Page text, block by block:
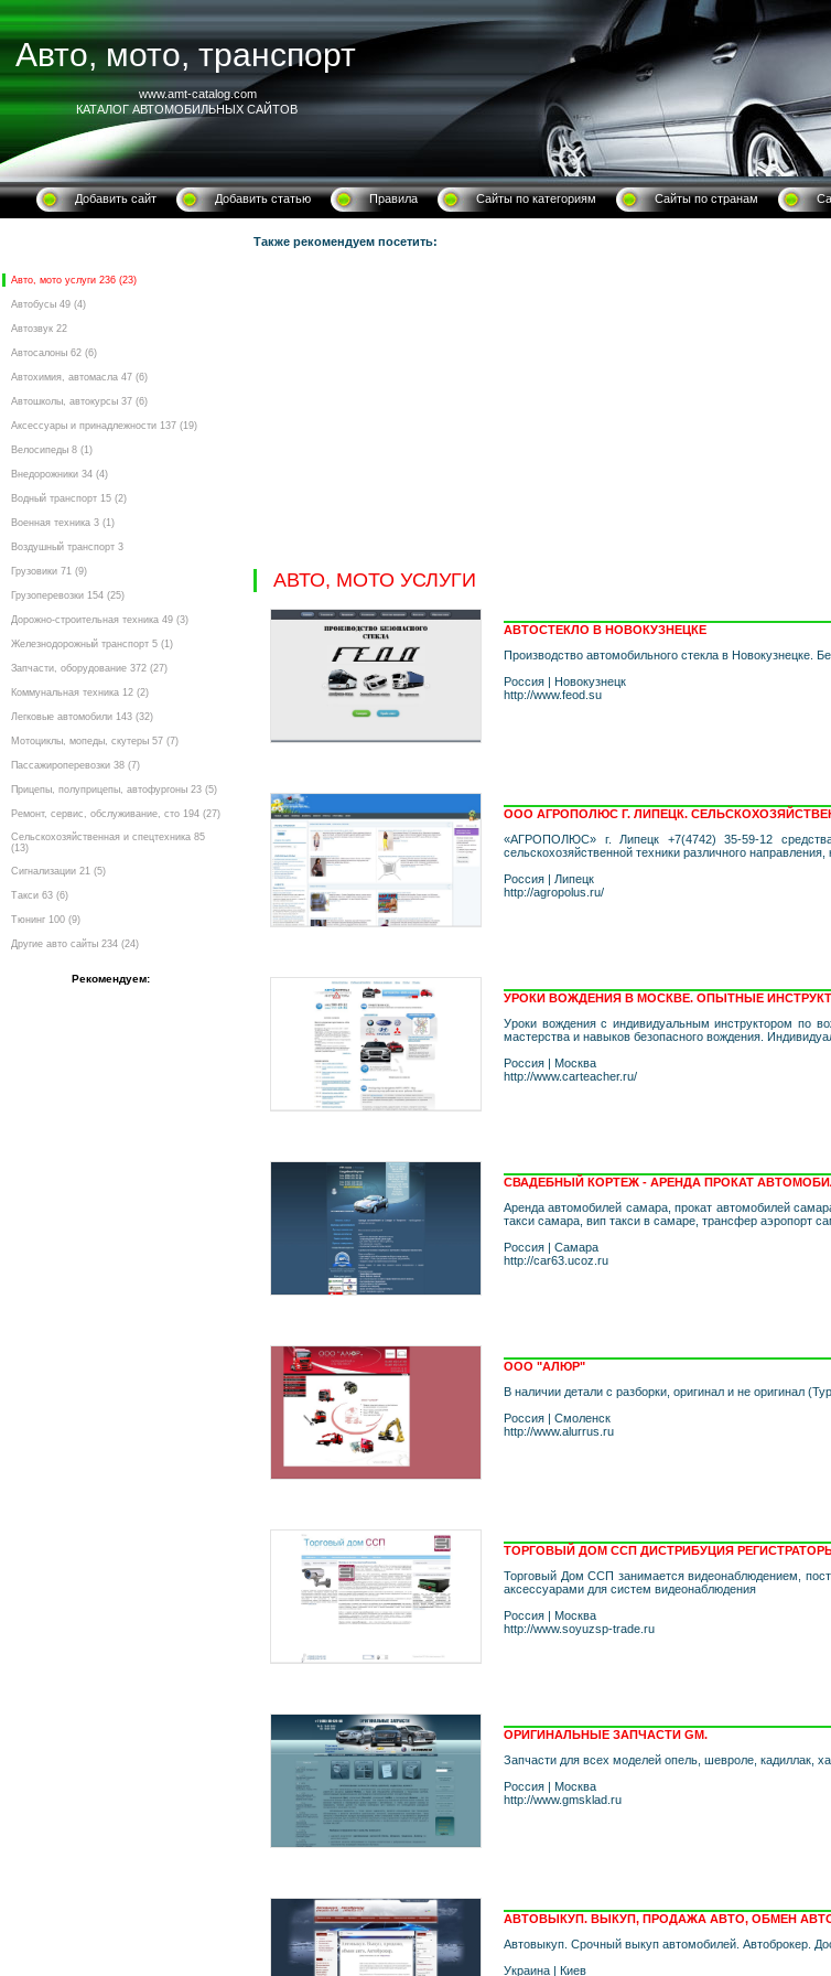
Авто, мото, транспорт
www.amt-catalog.com
КАТАЛОГ АВТОМОБИЛЬНЫХ САЙТОВ
Добавить сайт Добавить статью Правила Сайты по категориям Сайты по странам
Авто, мото услуги 236 (23)
Автобусы 49 (4)
Автозвук 22
Автосалоны 62 (6)
Автохимия, автомасла 47 (6)
Автошколы, автокурсы 37 (6)
Аксессуары и принадлежности 137 (19)
Велосипеды 8 (1)
Внедорожники 34 (4)
Водный транспорт 15 (2)
Военная техника 3 (1)
Воздушный транспорт 3
Грузовики 71 (9)
Грузоперевозки 154 (25)
Дорожно-строительная техника 49 (3)
Железнодорожный транспорт 5 (1)
Запчасти, оборудование 372 (27)
Коммунальная техника 12 (2)
Легковые автомобили 143 (32)
Мотоциклы, мопеды, скутеры 57 (7)
Пассажироперевозки 38 (7)
Прицепы, полуприцепы, автофургоны 23 (5)
Ремонт, сервис, обслуживание, сто 194 (27)
Сельскохозяйственная и спецтехника 85
(13)
Сигнализации 21 (5)
Такси 63 (6)
Тюнинг 100 (9)
Другие авто сайты 234 (24)
Рекомендуем:
Также рекомендуем посетить:
АВТО, МОТО УСЛУГИ
АВТОСТЕКЛО В НОВОКУЗНЕЦКЕ
Производство автомобильного стекла в Новокузнецке.
Россия | Новокузнецк
http://www.feod.su
ООО АГРОПОЛЮС Г. ЛИПЕЦК.
«АГРОПОЛЮС» г. Липецк +7(4742) 35-59-12 средства
сельскохозяйственной техники различного
Россия | Липецк
http://agropolus.ru/
УРОКИ ВОЖДЕНИЯ В МОСКВЕ. ОПЫТНЫЕ
Уроки вождения с индивидуальным инструктором по
мастерства и навыков безопасного вождения.
Россия | Москва
http://www.carteacher.ru/
СВАДЕБНЫЙ КОРТЕЖ - АРЕНДА ПРОКАТ
Аренда автомобилей самара, прокат автомобилей
такси самара, вип такси в самаре, трансфер аэропорт
Россия | Самара
http://car63.ucoz.ru
ООО "АЛЮР"
В наличии детали с разборки, оригинал и не оригинал
Россия | Смоленск
http://www.alurrus.ru
ТОРГОВЫЙ ДОМ ССП ДИСТРИБУЦИЯ
Торговый Дом ССП занимается видеонаблюдением,
аксессуарами для систем видеонаблюдения
Россия | Москва
http://www.soyuzsp-trade.ru
ОРИГИНАЛЬНЫЕ ЗАПЧАСТИ GM.
Запчасти для всех моделей опель, шевроле, кадиллак,
Россия | Москва
http://www.gmsklad.ru
АВТОВЫКУП. ВЫКУП, ПРОДАЖА АВТО, ОБМЕН
Автовыкуп. Срочный выкуп автомобилей. Автоброкер.
Украина | Киев